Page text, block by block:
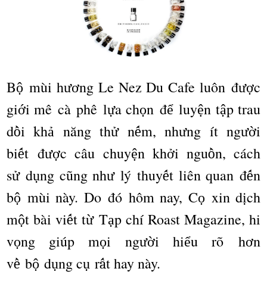
Bộ mùi hương Le Nez Du Cafe luôn được
giới mê càphê lựa chọn để luyện tập trau
dồi khả năng thử nếm, nhưngít người
biết được câu chuyện khởi nguồn, cách
sử dụng cũng như lýthuyết liên quanđến
bộ mùi này. Dođóhôm nay, Cọ xin dịch
một bài viết từ Tạp chí Roast Magazine, hi
vọng giúp mọi người hiểu rõhơn
về bộ dụng cụ rất hay này.